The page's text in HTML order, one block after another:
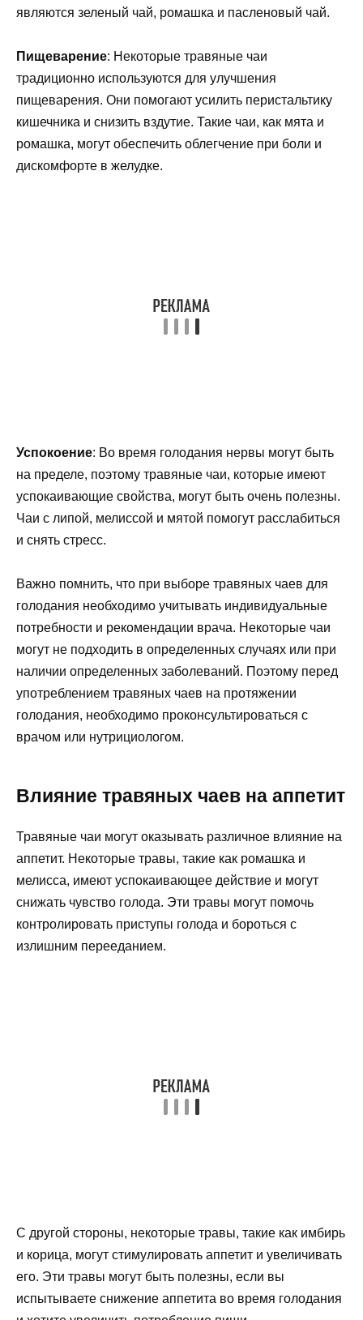
являются зеленый чай, ромашка и пасленовый чай.
Пищеварение: Некоторые травяные чаи
традиционно используются для улучшения
пищеварения. Они помогают усилить перистальтику
кишечника и снизить вздутие. Такие чаи, как мята и
ромашка, могут обеспечить облегчение при боли и
дискомфорте в желудке.
Успокоение: Во время голодания нервы могут быть
на пределе, поэтому травяные чаи, которые имеют
успокаивающие свойства, могут быть очень полезны.
Чаи с липой, мелиссой и мятой помогут расслабиться
и снять стресс.
Важно помнить, что при выборе травяных чаев для
голодания необходимо учитывать индивидуальные
потребности и рекомендации врача. Некоторые чаи
могут не подходить в определенных случаях или при
наличии определенных заболеваний. Поэтому перед
употреблением травяных чаев на протяжении
голодания, необходимо проконсультироваться с
врачом или нутрициологом.
Влияние травяных чаев на аппетит
Травяные чаи могут оказывать различное влияние на
аппетит. Некоторые травы, такие как ромашка и
мелисса, имеют успокаивающее действие и могут
снижать чувство голода. Эти травы могут помочь
контролировать приступы голода и бороться с
излишним перееданием.
С другой стороны, некоторые травы, такие как имбирь
и корица, могут стимулировать аппетит и увеличивать
его. Эти травы могут быть полезны, если вы
испытываете снижение аппетита во время голодания